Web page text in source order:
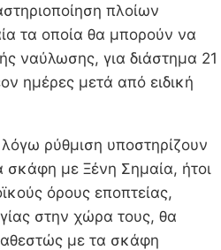
πλοίων
τα οποία θα μπορούν να
ναύλωσης, για διάστημα 21
ημέρες μετά από ειδική
ρύθμιση υποστηρίζουν
σκάφη με Ξένη Σημαία, ήτοι
όρους εποπτείας,
στην χώρα τους, θα
με τα σκάφη